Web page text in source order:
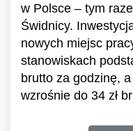
w Polsce – tym
Świdnicy.
nowych miejsc
stanowiskach
brutto za godzinę,
wzrośnie do 34 zł